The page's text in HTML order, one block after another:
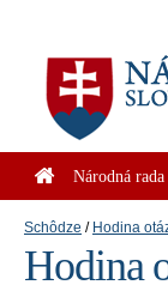
Národná rada
Schôdze Hodina
Hodina